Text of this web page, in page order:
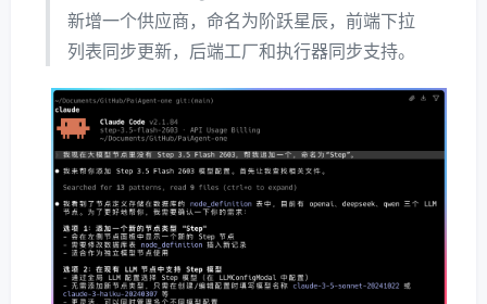
新增一个供应商，命名为阶跃星辰，前端下拉
列表同步更新，后端工厂和执行器同步支持。